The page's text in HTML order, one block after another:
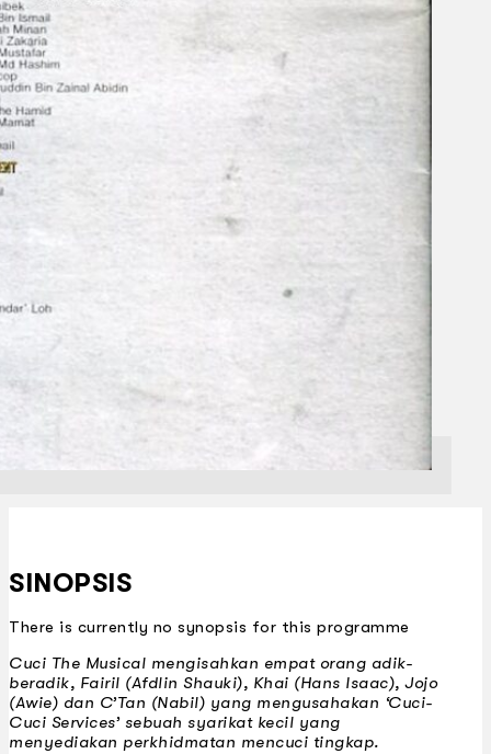
SINOPSIS
There is currently no synopsis for this programme
Cuci The Musical mengisahkan empat orang adik-
beradik, Fairil (Afdlin Shauki), Khai (Hans Isaac), Jojo
(Awie) dan C’Tan (Nabil) yang mengusahakan ‘Cuci-
Cuci Services’ sebuah syarikat kecil yang
menyediakan perkhidmatan mencuci tingkap.